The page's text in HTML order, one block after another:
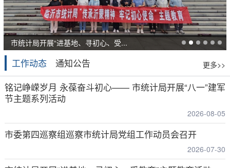
市统计局开展“进基地、寻初心、受...
工作动态 通知公告 更多>>
铭记峥嵘岁月 永葆奋斗初心—— 市统计局开展“八一”建军
节主题系列活动
2026-08-05
市委第四巡察组巡察市统计局党组工作动员会召开
2026-07-30